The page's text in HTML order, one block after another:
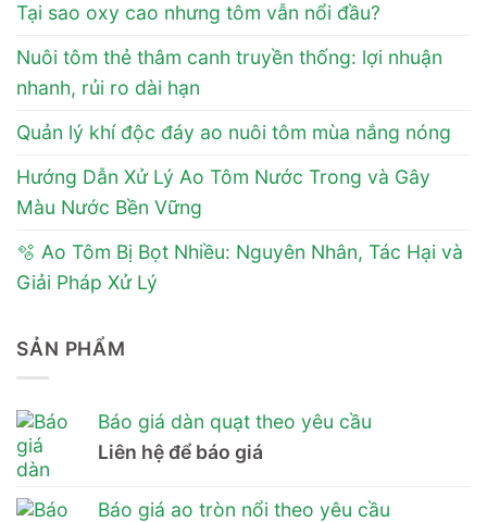
Tại sao oxy cao nhưng tôm vẫn nổi đầu?
Nuôi tôm thẻ thâm canh truyền thống: lợi nhuận
nhanh, rủi ro dài hạn
Quản lý khí độc đáy ao nuôi tôm mùa nắng nóng
Hướng Dẫn Xử Lý Ao Tôm Nước Trong và Gây
Màu Nước Bền Vững
🫧 Ao Tôm Bị Bọt Nhiều: Nguyên Nhân, Tác Hại và
Giải Pháp Xử Lý
SẢN PHẨM
Báo giá dàn quạt theo yêu cầu
Liên hệ để báo giá
Báo giá ao tròn nổi theo yêu cầu